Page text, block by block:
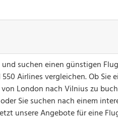
suchen einen günstigen
Airlines vergleichen. Ob Sie
London nach Vilnius zu
Sie suchen nach einem
unsere Angebote für eine